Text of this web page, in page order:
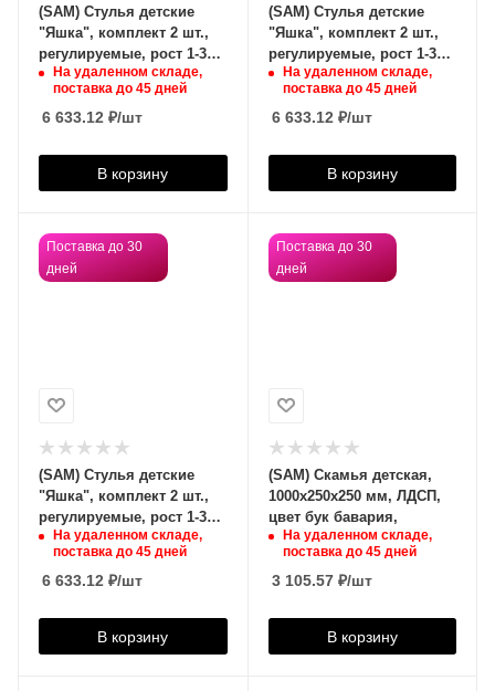
(SAM) Стулья детские
"Яшка", комплект 2 шт.,
регулируемые, рост 1-3
(100-145 см), фанера/
металл, голубые,
На удаленном складе,
поставка до 45 дней
6 633.12 ₽/шт
В корзину
(SAM) Стулья детские
"Яшка", комплект 2 шт.,
регулируемые, рост 1-3
(100-145 см), фанера/
металл, оранжевый,
На удаленном складе,
поставка до 45 дней
6 633.12 ₽/шт
В корзину
Поставка до 30
дней
(SAM) Стулья детские
"Яшка", комплект 2 шт.,
регулируемые, рост 1-3
(100-145 см), фанера/
металл, желтые,
На удаленном складе,
поставка до 45 дней
6 633.12 ₽/шт
В корзину
Поставка до 30
дней
(SAM) Скамья детская,
1000х250х250 мм, ЛДСП,
цвет бук бавария,
На удаленном складе,
поставка до 45 дней
3 105.57₽/шт
В корзину